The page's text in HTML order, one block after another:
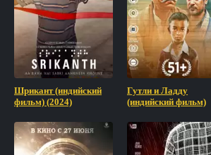
Шрикант (индийский
фильм) (2024)
Гутли и Ладду
(индийский фильм)